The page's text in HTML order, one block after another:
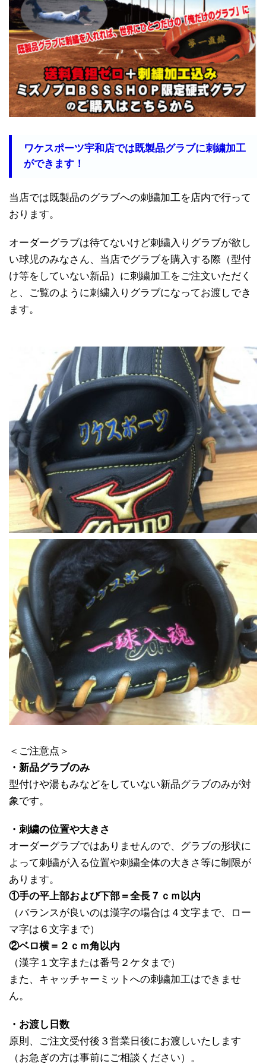
ワケスポーツ宇和店では既製品グラブに刺繍加工
ができます！
当店では既製品のグラブへの刺繍加工を店内で行って
おります。
オーダーグラブは待てないけど刺繍入りグラブが欲し
い球児のみなさん、当店でグラブを購入する際（型付
け等をしていない新品）に刺繍加工をご注文いただく
と、ご覧のように刺繍入りグラブになってお渡しでき
ます。
＜ご注意点＞
・新品グラブのみ
型付けや湯もみなどをしていない新品グラブのみが対
象です。
・刺繍の位置や大きさ
オーダーグラブではありませんので、グラブの形状に
よって刺繍が入る位置や刺繍全体の大きさ等に制限が
あります。
①手の平上部および下部＝全長７ｃｍ以内
（バランスが良いのは漢字の場合は４文字まで、ロー
マ字は６文字まで）
②ベロ横＝２ｃｍ角以内
（漢字１文字または番号２ケタまで）
また、キャッチャーミットへの刺繍加工はできませ
ん。
・お渡し日数
原則、ご注文受付後３営業日後にお渡しいたします
（お急ぎの方は事前にご相談ください）。